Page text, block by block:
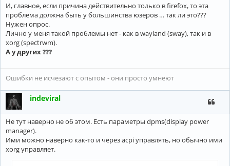
И, главное, если причина действительно только в firefox, то эта
проблема должна быть у большинства юзеров … так ли это???
Нужен опрос.
Лично у меня такой проблемы нет - как в wayland (sway), так и в
xorg (spectrwm).
А у других ???
Ошибки не исчезают с опытом - они просто умнеют
indeviral
Не тут наверно не об этом. Есть параметры dpms(display power
manager).
Ими можно наверно как-то и через acpi управлять, но обычно ими
xorg управляет.